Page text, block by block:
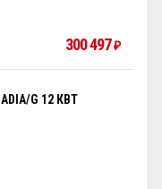
300 497₽
G 12 КВТ